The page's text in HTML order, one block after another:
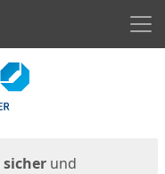
sicher und